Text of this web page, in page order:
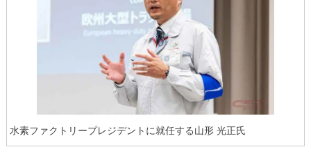
水素ファクトリープレジデントに就任する山形 光正氏